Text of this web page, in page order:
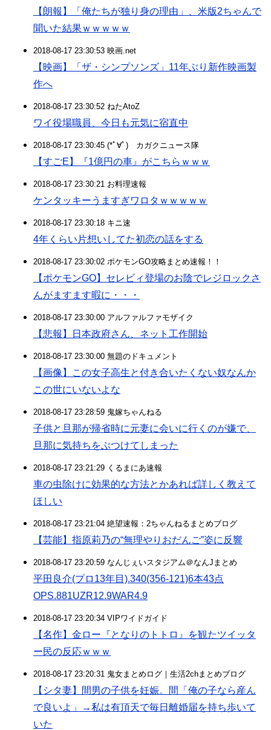
【朗報】「俺たちが独り身の理由」、米版2ちゃんで
聞いた結果ｗｗｗｗｗ
2018-08-17 23:30:53 映画.net
【映画】「ザ・シンプソンズ」11年ぶり新作映画製
作へ
2018-08-17 23:30:52 ねたAtoZ
ワイ役場職員、今日も元気に宿直中
2018-08-17 23:30:45 (*ﾟ∀ﾟ)ゞカガクニュース隊
【すごE】『1億円の車』がこちらｗｗｗ
2018-08-17 23:30:21 お料理速報
ケンタッキーうますぎワロタｗｗｗｗｗ
2018-08-17 23:30:18 キニ速
4年くらい片想いしてた初恋の話をする
2018-08-17 23:30:02 ポケモンGO攻略まとめ速報！！
【ポケモンGO】セレビィ登場のお陰でレジロックさ
んがますます暇に・・・
2018-08-17 23:30:00 アルファルファモザイク
【悲報】日本政府さん、ネット工作開始
2018-08-17 23:30:00 無題のドキュメント
【画像】この女子高生と付き合いたくない奴なんか
この世にいないよな
2018-08-17 23:28:59 鬼嫁ちゃんねる
子供と旦那が帰省時に元妻に会いに行くのが嫌で、
旦那に気持ちをぶつけてしまった
2018-08-17 23:21:29 くるまにあ速報
車の虫除けに効果的な方法とかあれば詳しく教えて
ほしい
2018-08-17 23:21:04 絶望速報：2ちゃんねるまとめブログ
【芸能】指原莉乃の“無理やりおだんご”姿に反響
2018-08-17 23:20:59 なんじぇいスタジアム＠なんJまとめ
平田良介(プロ13年目).340(356-121)6本43点
OPS.881UZR12.9WAR4.9
2018-08-17 23:20:34 VIPワイドガイド
【名作】金ロー『となりのトトロ』を観たツイッタ
ー民の反応ｗｗｗ
2018-08-17 23:20:31 鬼女まとめログ｜生活2chまとめブログ
【シタ妻】間男の子供を妊娠。間「俺の子なら産ん
で良いよ」→私は有頂天で毎日離婚届を持ち歩いて
いた